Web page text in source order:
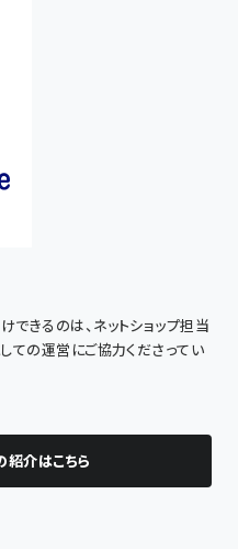
きるのは、ネットショップ担当
ての運営にご協力くださってい
紹介はこちら